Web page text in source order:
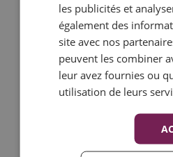
les publicités et
également des
site avec nos
peuvent les combiner
leur avez fournies ou
utilisation de leurs